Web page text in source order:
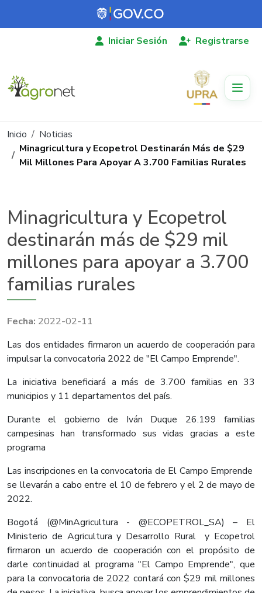
Pasar al contenido principal
Iniciar Sesión Registrarse
Ruta de navegación
Inicio
Noticias
Minagricultura y Ecopetrol Destinarán Más de $29
Mil Millones Para Apoyar A 3.700 Familias Rurales
Minagricultura y Ecopetrol
destinarán más de $29 mil
millones para apoyar a 3.700
familias rurales
2022-02-11
Las dos entidades firmaron un acuerdo de cooperación para
impulsar la convocatoria 2022 de "El Campo Emprende".
La iniciativa beneficiará a más de 3.700 familias en 33
municipios y 11 departamentos del país.
Durante el gobierno de Iván Duque 26.199 familias
campesinas han transformado sus vidas gracias a este
programa
Las inscripciones en la convocatoria de El Campo Emprende
se llevarán a cabo entre el 10 de febrero y el 2 de mayo de
2022.
Bogotá (@MinAgricultura - @ECOPETROL_SA) – El
Ministerio de Agricultura y Desarrollo Rural y Ecopetrol
firmaron un acuerdo de cooperación con el propósito de
darle continuidad al programa "El Campo Emprende", que
para la convocatoria de 2022 contará con $29 mil millones